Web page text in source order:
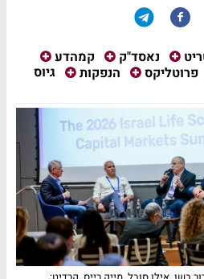
נאסד"ק
קמהדע
פרוטליקס הנפקות
גיוס